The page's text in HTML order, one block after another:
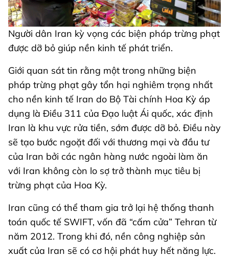
Người dân Iran kỳ vọng các biện pháp trừng phạt
được dỡ bỏ giúp nền kinh tế phát triển.
Giới quan sát tin rằng một trong những biện
pháp trừng phạt gây tổn hại nghiêm trọng nhất
cho nền kinh tế Iran do Bộ Tài chính Hoa Kỳ áp
dụng là Điều 311 của Đạo luật Ái quốc, xác định
Iran là khu vực rửa tiền, sớm được dỡ bỏ. Điều này
sẽ tạo bước ngoặt đối với thương mại và đầu tư
của Iran bởi các ngân hàng nước ngoài làm ăn
với Iran không còn lo sợ trở thành mục tiêu bị
trừng phạt của Hoa Kỳ.
Iran cũng có thể tham gia trở lại hệ thống thanh
toán quốc tế SWIFT, vốn đã “cấm cửa” Tehran từ
năm 2012. Trong khi đó, nền công nghiệp sản
xuất của Iran sẽ có cơ hội phát huy hết năng lực.